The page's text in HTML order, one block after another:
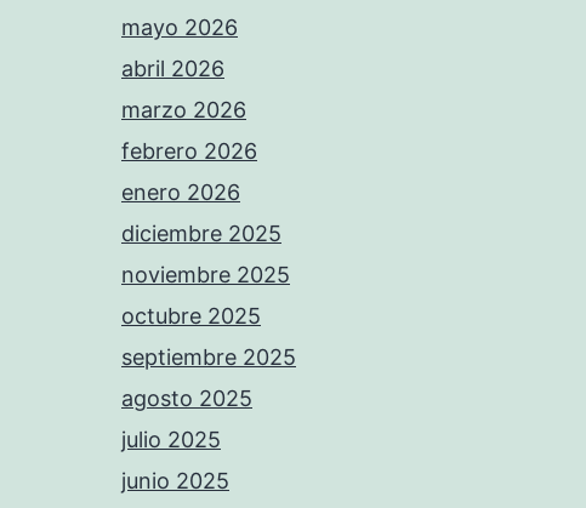
mayo 2026
abril 2026
marzo 2026
febrero 2026
enero 2026
diciembre 2025
noviembre 2025
octubre 2025
septiembre 2025
agosto 2025
julio 2025
junio 2025